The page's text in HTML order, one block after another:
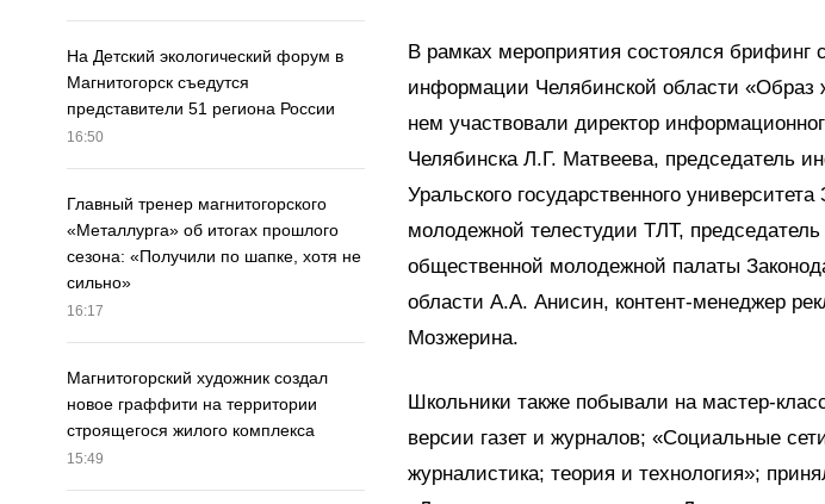
На Детский экологический форум в
Магнитогорск съедутся
представители 51 региона России
16:50
Главный тренер магнитогорского
«Металлурга» об итогах прошлого
сезона: «Получили по шапке, хотя не
сильно»
16:17
Магнитогорский художник создал
новое граффити на территории
строящегося жилого комплекса
15:49
В рамках мероприятия состоялся брифинг
информации Челябинской области
нем участвовали директор
Челябинска Л.Г. Матвеева, председатель
Уральского государственного
молодежной телестудии ТЛТ,
общественной молодежной палаты
области А.А. Анисин, контент-менеджер
Мозжерина.
Школьники также побывали на мастер-
версии газет и журналов; «Социальные
журналистика; теория и технология»;